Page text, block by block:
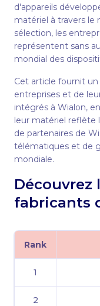
d'appareils
matériel à travers
sélection, les
représentent sans
mondial des
Cet article fournit un
entreprises et de
intégrés à Wialon,
leur matériel reflète
de partenaires de
télématiques et de
mondiale.
Découvrez
fabricants
Rank
1
2